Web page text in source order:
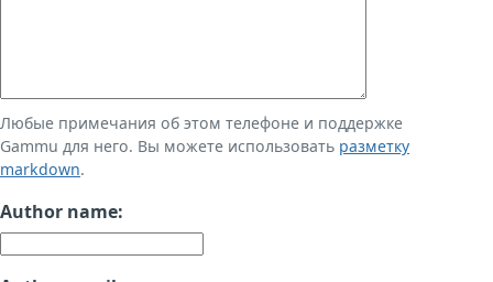
Любые примечания об этом телефоне и поддержке
Gammu для него. Вы можете использовать разметку
markdown.
Author name: